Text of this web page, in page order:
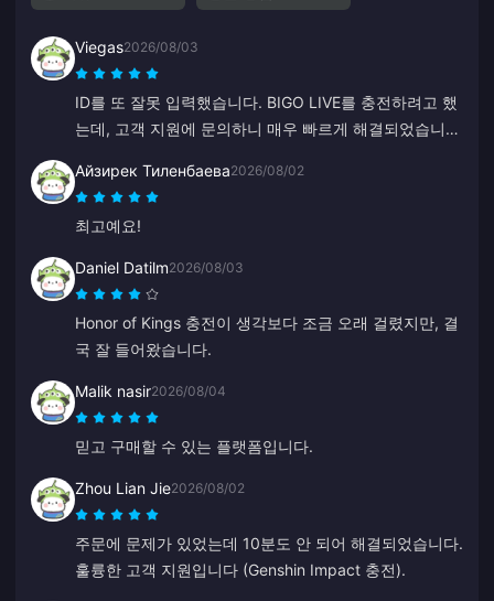
Viegas2026/08/03
ID를 또 잘못 입력했습니다. BIGO LIVE를 충전하려고 했
는데, 고객 지원에 문의하니 매우 빠르게 해결되었습니
사드립니다.
Айзирек Тиленбаева2026/08/02
최고예요!
Daniel Datilm2026/08/03
Honor of Kings 충전이 생각보다 조금 오래 걸렸지만, 결
국 잘 들어왔습니다.
Malik nasir2026/08/04
믿고 구매할 수 있는 플랫폼입니다.
Zhou Lian Jie2026/08/02
주문에 문제가 있었는데 10분도 안 되어 해결되었습니다.
훌륭한 고객 지원입니다 (Genshin Impact 충전).